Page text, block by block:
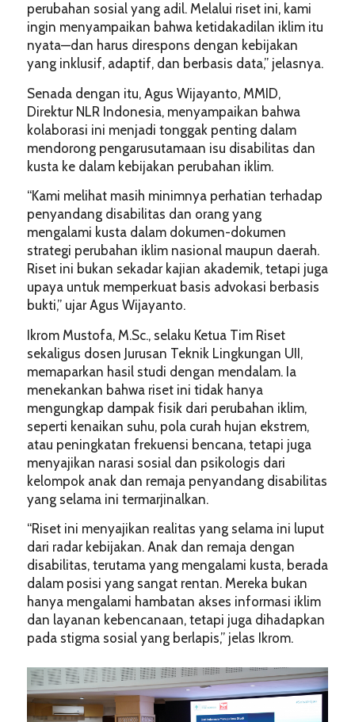
perubahan sosial yang adil. Melalui riset ini, kami
ingin menyampaikan bahwa ketidakadilan iklim itu
nyata—dan harus direspons dengan kebijakan
yang inklusif, adaptif, dan berbasis data,” jelasnya.
Senada dengan itu, Agus Wijayanto, MMID,
Direktur NLR Indonesia, menyampaikan bahwa
kolaborasi ini menjadi tonggak penting dalam
mendorong pengarusutamaan isu disabilitas dan
kusta ke dalam kebijakan perubahan iklim.
“Kami melihat masih minimnya perhatian terhadap
penyandang disabilitas dan orang yang
mengalami kusta dalam dokumen-dokumen
strategi perubahan iklim nasional maupun daerah.
Riset ini bukan sekadar kajian akademik, tetapi juga
upaya untuk memperkuat basis advokasi berbasis
bukti,” ujar Agus Wijayanto.
Ikrom Mustofa, M.Sc., selaku Ketua Tim Riset
sekaligus dosen Jurusan Teknik Lingkungan UII,
memaparkan hasil studi dengan mendalam. Ia
menekankan bahwa riset ini tidak hanya
mengungkap dampak fisik dari perubahan iklim,
seperti kenaikan suhu, pola curah hujan ekstrem,
atau peningkatan frekuensi bencana, tetapi juga
menyajikan narasi sosial dan psikologis dari
kelompok anak dan remaja penyandang disabilitas
yang selama ini termarjinalkan.
“Riset ini menyajikan realitas yang selama ini luput
dari radar kebijakan. Anak dan remaja dengan
disabilitas, terutama yang mengalami kusta, berada
dalam posisi yang sangat rentan. Mereka bukan
hanya mengalami hambatan akses informasi iklim
dan layanan kebencanaan, tetapi juga dihadapkan
pada stigma sosial yang berlapis,” jelas Ikrom.